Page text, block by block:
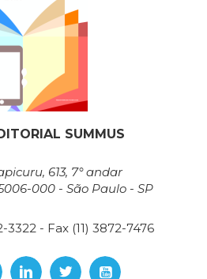
SUMMUS
613, 7° andar
000 - São Paulo - SP
3322 - Fax (11) 3872-7476